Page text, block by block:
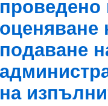
проведено
оценяване
подаване
на